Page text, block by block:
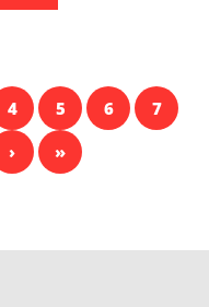
4 5 6
7
› »